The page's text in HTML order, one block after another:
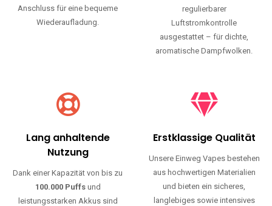
Anschluss für eine bequeme
Wiederaufladung.
regulierbarer
Luftstromkontrolle
ausgestattet – für dichte,
aromatische Dampfwolken.
Lang anhaltende
Nutzung
Dank einer Kapazität von bis zu
100.000 Puffsund
leistungsstarken Akkus sind
Erstklassige Qualität
Unsere Einweg Vapes bestehen
aus hochwertigen Materialien
und bieten ein sicheres,
langlebiges sowie intensives